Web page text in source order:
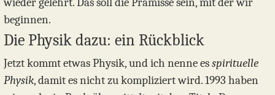
beginnen.
Die Physik dazu: ein Rückblick
Jetzt kommt etwas Physik, und ich nenne esspirituelle
Physik, damit es nicht zu kompliziert wird. 1993 haben